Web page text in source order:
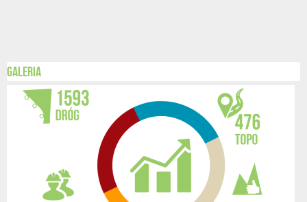
Galeria